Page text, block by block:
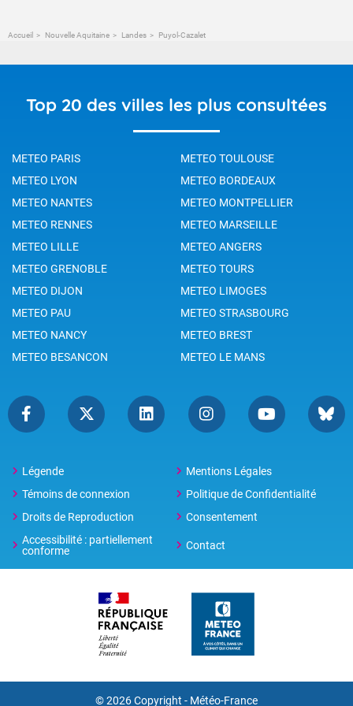
Accueil Nouvelle Aquitaine Landes Puyol-Cazalet
Top 20 des villes les plus consultées
METEO PARIS
METEO TOULOUSE
METEO LYON
METEO BORDEAUX
METEO NANTES
METEO MONTPELLIER
METEO RENNES
METEO MARSEILLE
METEO LILLE
METEO ANGERS
METEO GRENOBLE
METEO TOURS
METEO DIJON
METEO LIMOGES
METEO PAU
METEO STRASBOURG
METEO NANCY
METEO BREST
METEO BESANCON
METEO LE MANS
Légende
Mentions Légales
Témoins de connexion
Politique de Confidentialité
Droits de Reproduction
Consentement
Accessibilité : partiellement
conforme
Contact
© 2026 Copyright - Météo-France